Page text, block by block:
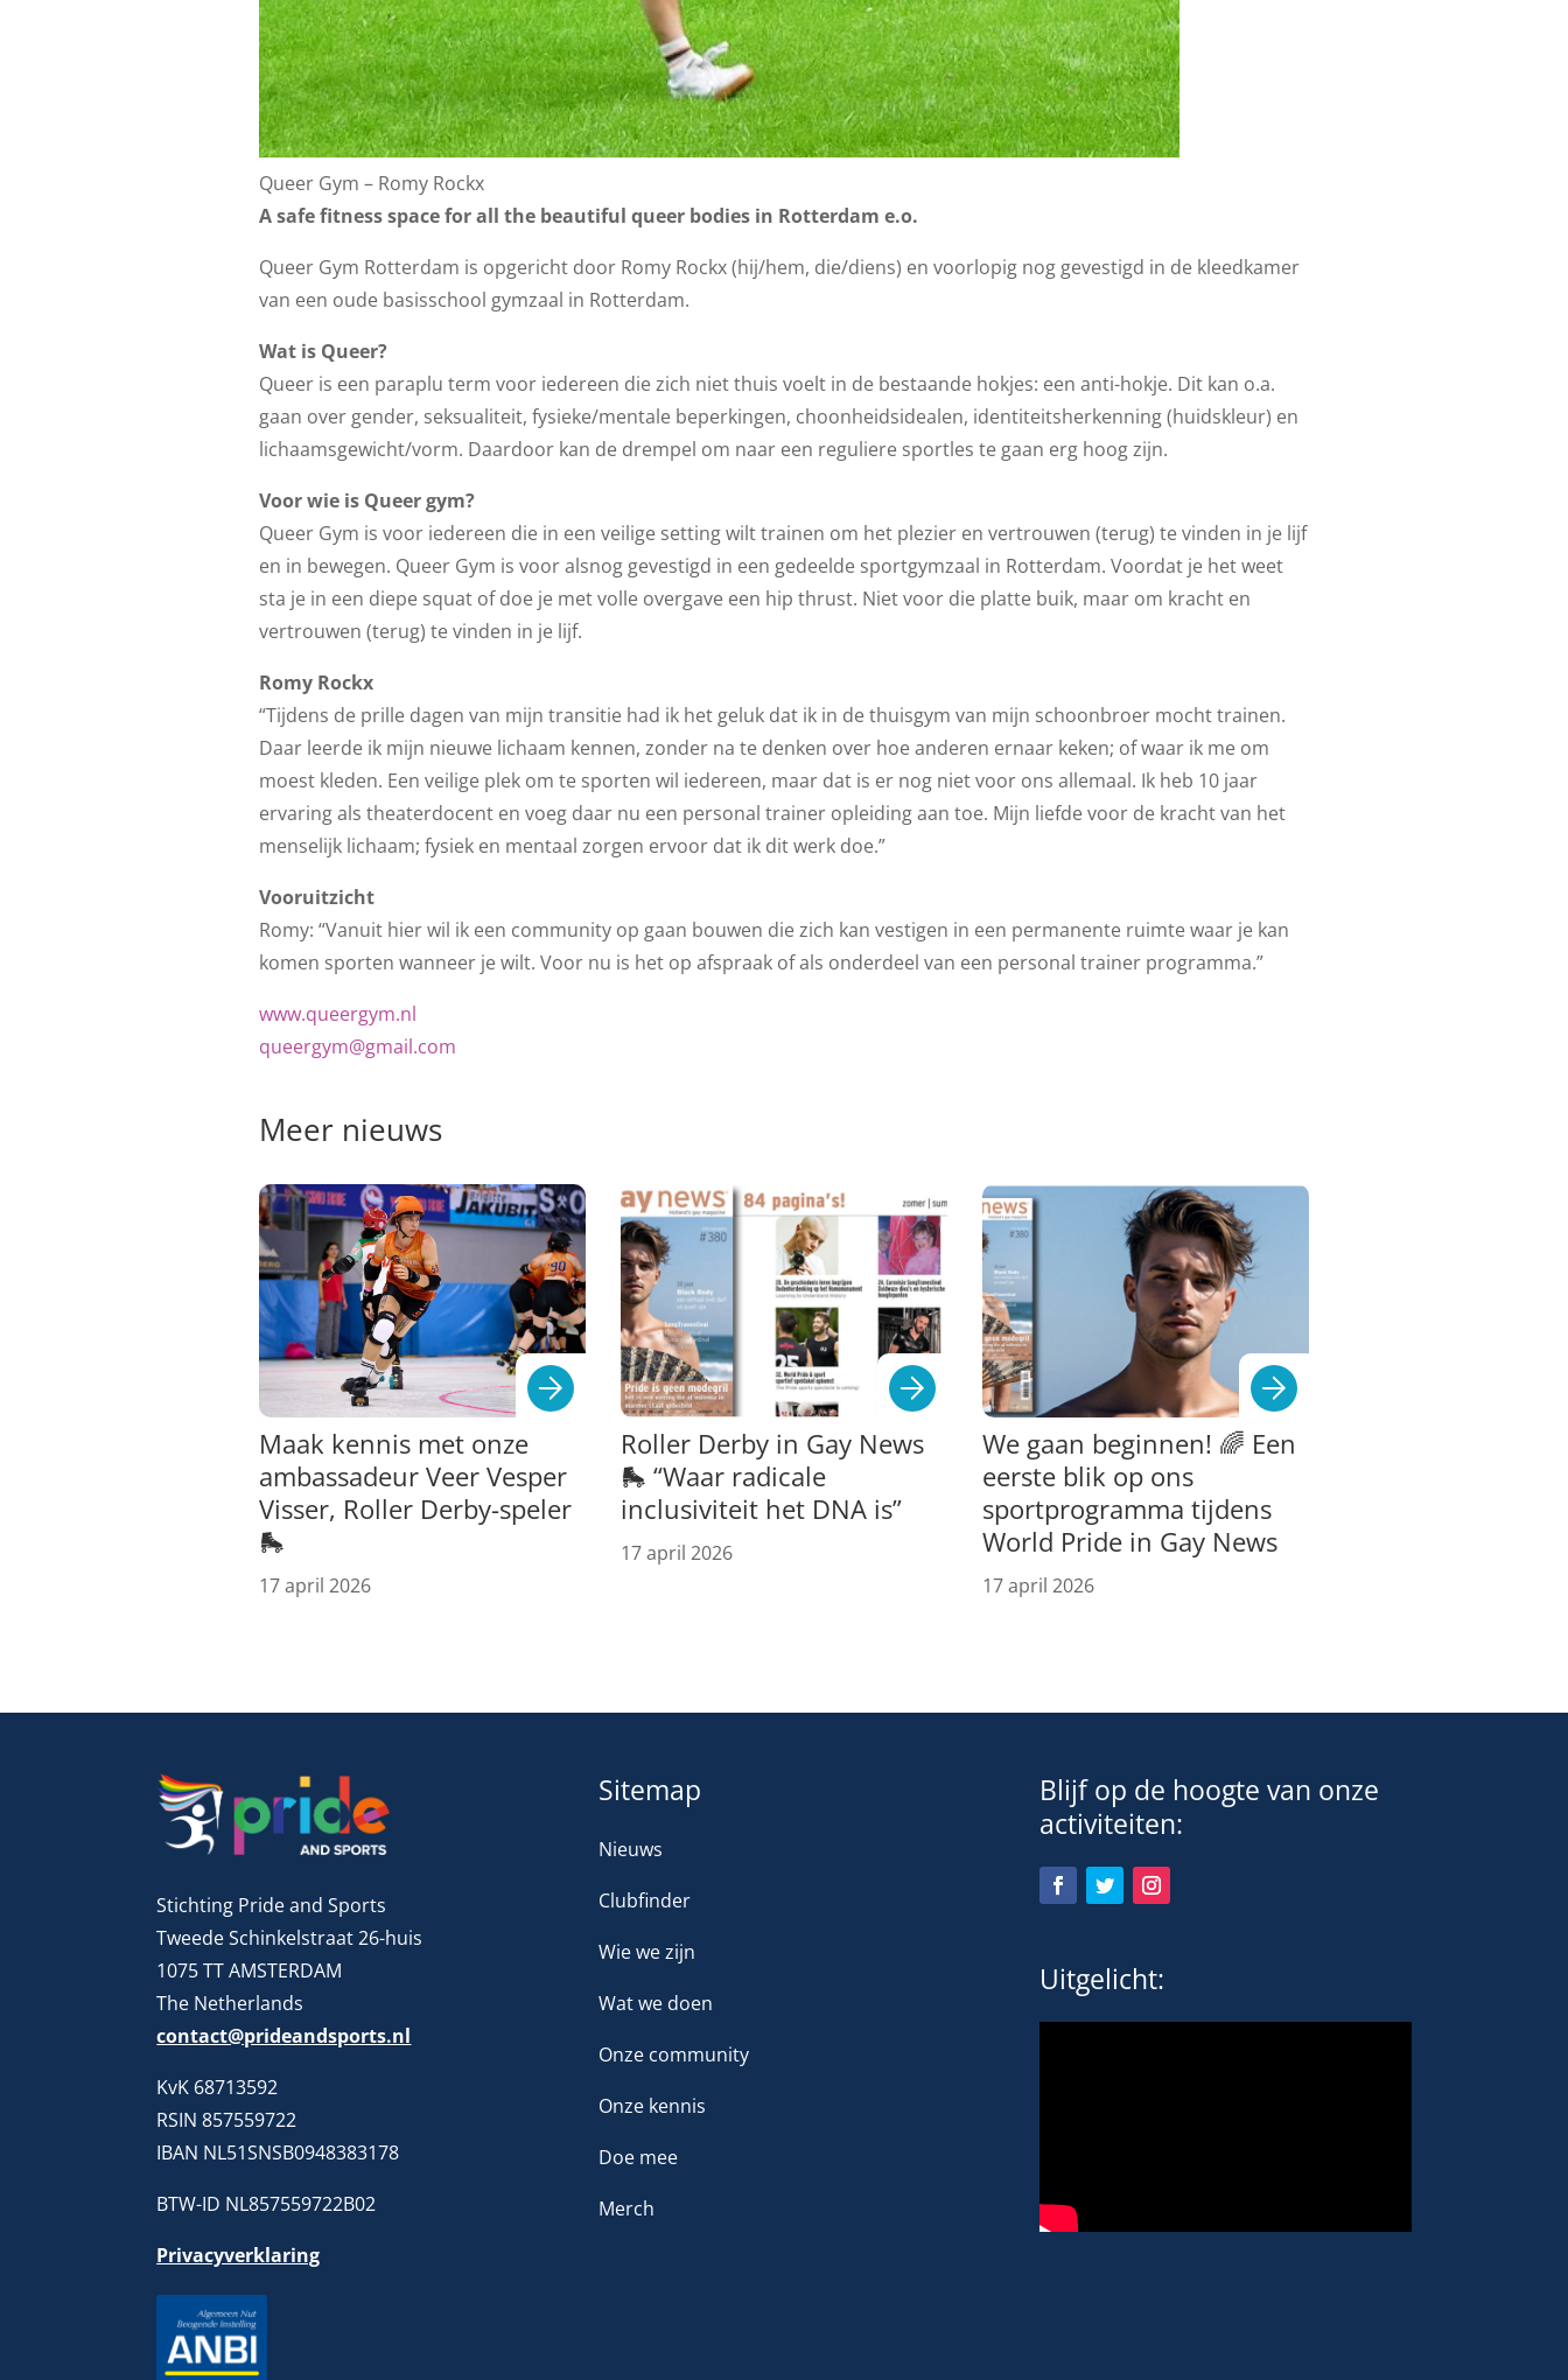
Queer Gym – Romy Rockx
A safe fitness space for all the beautiful queer bodies in Rotterdam e.o.
Queer Gym Rotterdam is opgericht door Romy Rockx (hij/hem, die/diens) en voorlopig nog gevestigd in de kleedkamer
van een oude basisschool gymzaal in Rotterdam.
Wat is Queer?
Queer is een paraplu term voor iedereen die zich niet thuis voelt in de bestaande hokjes: een anti-hokje. Dit kan o.a.
gaan over gender, seksualiteit, fysieke/mentale beperkingen, choonheidsidealen, identiteitsherkenning (huidskleur) en
lichaamsgewicht/vorm. Daardoor kan de drempel om naar een reguliere sportles te gaan erg hoog zijn.
Voor wie is Queer gym?
Queer Gym is voor iedereen die in een veilige setting wilt trainen om het plezier en vertrouwen (terug) te vinden in je lijf
en in bewegen. Queer Gym is voor alsnog gevestigd in een gedeelde sportgymzaal in Rotterdam. Voordat je het weet
sta je in een diepe squat of doe je met volle overgave een hip thrust. Niet voor die platte buik, maar om kracht en
vertrouwen (terug) te vinden in je lijf.
Romy Rockx
“Tijdens de prille dagen van mijn transitie had ik het geluk dat ik in de thuisgym van mijn schoonbroer mocht trainen.
Daar leerde ik mijn nieuwe lichaam kennen, zonder na te denken over hoe anderen ernaar keken; of waar ik me om
moest kleden. Een veilige plek om te sporten wil iedereen, maar dat is er nog niet voor ons allemaal. Ik heb 10 jaar
ervaring als theaterdocent en voeg daar nu een personal trainer opleiding aan toe. Mijn liefde voor de kracht van het
menselijk lichaam; fysiek en mentaal zorgen ervoor dat ik dit werk doe.”
Vooruitzicht
Romy: “Vanuit hier wil ik een community op gaan bouwen die zich kan vestigen in een permanente ruimte waar je kan
komen sporten wanneer je wilt. Voor nu is het op afspraak of als onderdeel van een personal trainer programma.”
www.queergym.nl
queergym@gmail.com
Meer nieuws
Maak kennis met onze
ambassadeur Veer Vesper
Visser, Roller Derby-speler
🛼
17 april 2026
Roller Derby in Gay News
🛼 “Waar radicale
inclusiviteit het DNA is”
17 april 2026
We gaan beginnen! 🌈 Een
eerste blik op ons
sportprogramma tijdens
World Pride in Gay News
17 april 2026
Stichting Pride and Sports
Tweede Schinkelstraat 26-huis
1075 TT AMSTERDAM
The Netherlands
contact@prideandsports.nl
KvK 68713592
RSIN 857559722
IBAN NL51SNSB0948383178
BTW-ID NL857559722B02
Privacyverklaring
Sitemap
Nieuws
Clubfinder
Wie we zijn
Wat we doen
Onze community
Onze kennis
Doe mee
Merch
Blijf op de hoogte van onze
activiteiten:
Uitgelicht: